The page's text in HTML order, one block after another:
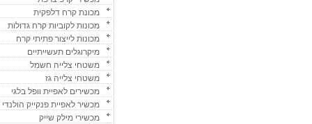
מכונת קרח דלפקית
מכונות לקוביות קרח גדולות
מכונות לייצור פתיתי קרח
מיקרוגלים תעשייתיים
משטחי צלייה חשמל
משטחי צלייה גז
מכשירים לאפיית וופל בלגי
מכשיר לאפיית פנקייק הולנדי
מכשירי מילק שייק